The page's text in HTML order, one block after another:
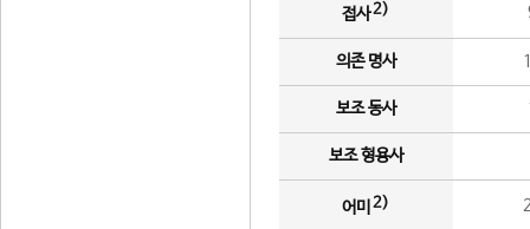
접사2)
의존 명사
보조 동사
보조 형용사
어미 2)